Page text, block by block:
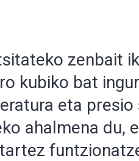
zenbait
kubiko bat
eta
ahalmena du,